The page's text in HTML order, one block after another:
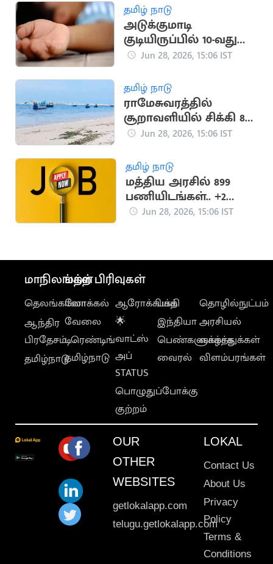
தமிழ் நாடு
அடுக்குமாடி
குடியிருப்பில் 10-வது
மாடியில் இருந்து
Jun 28, 2026, 15:06 IST
தமிழ் நாடு
ராமேசுவரத்தில்
சூறாவளியில் சிக்கி 8
மீனவர்கள் தத்தளிப்பு
Jun 28, 2026, 15:06 IST
தமிழ் நாடு
மத்திய அரசில் 899
பணியிடங்கள்.. +2
தகுதி போதும்
Jun 28, 2026, 15:06 IST
மாநிலங்கள்
தெலங்கானா
ஆந்திர
பிரதேசம்
தமிழ்நாடு
மற்ற பிரிவுகள்
லோக்கல்
வேலை
டிரெண்டிங்
தமிழ்நாடு
ஆரோக்கியம்
🌟
வாட்ஸ்
அப்
STATUS
பொழுதுப்போக்கு
குற்றம்
பக்தி
இந்தியா
பெண்களுக்காக
வைரல்
தொழில்நுட்பம்
அரசியல்
வாழ்த்துக்கள்
விளம்பரங்கள்
OUR
OTHER
WEBSITES
getlokalapp.com
telugu.getlokalapp.com
LOKAL
Contact Us
About Us
Privacy
Policy
Terms &
Conditions